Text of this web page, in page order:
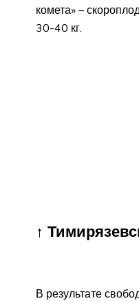
комета» –
30-40 кг.
↑
В результате